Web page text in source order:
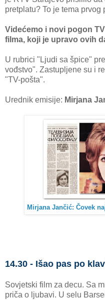
pretplatu? To je tema
Videćemo i novi pogon
filma, koji je upravo ovih
U rubrici "Ljudi sa špice"
vođstvo". Zastupljene su i
"TV-pošta".
Urednik emisije: Mirjana
Mirjana Jančić: Čovek
14.30 - Išao pas po
Sovjetski film za decu. Sa
priča o ljubavi. U selu